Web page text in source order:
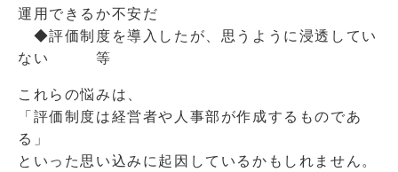
運用できるか不安だ
◆評価制度を導入したが、思うように浸透してい
ない 等
これらの悩みは、
「評価制度は経営者や人事部が作成するものであ
る」
といった思い込みに起因しているかもしれません。